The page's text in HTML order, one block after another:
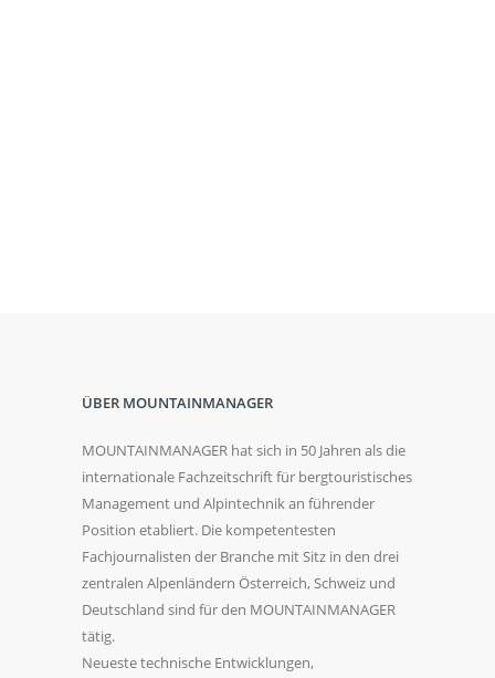
ÜBER MOUNTAINMANAGER
MOUNTAINMANAGER hat sich in 50 Jahren als die
internationale Fachzeitschrift für bergtouristisches
Management und Alpintechnik an führender
Position etabliert. Die kompetentesten
Fachjournalisten der Branche mit Sitz in den drei
zentralen Alpenländern Österreich, Schweiz und
Deutschland sind für den MOUNTAINMANAGER
tätig.
Neueste technische Entwicklungen,